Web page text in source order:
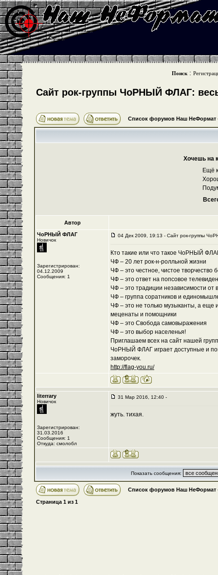
Поиск :
Cайт рок-группы ЧоРНЫЙ ФЛАГ:
Список форумов Наш НеФормат
Хочешь на
Ещё
Автор
ЧоРНЫЙ ФЛАГ
Новичок
Зарегистрирован:
04.12.2009
Сообщения: 1
04 Дек 2009, 19:13 - Cайт рок-группы
Кто такие или что такое ЧоРНЫЙ
ЧФ – 20 лет рок-н-ролльной жизни
ЧФ – это честное, чистое творчество
ЧФ – это ответ на попсовое
ЧФ – это традиции независимости
ЧФ – группа соратников и
ЧФ – это не только музыканты, а еще
меценаты и помощники
ЧФ – это Свобода самовыражения
ЧФ – это выбор населенья!
Приглашаем всех на сайт нашей
ЧоРНЫЙ ФЛАГ играет доступные и
заморочек.
http://flag-you.ru/
literrary
Новичок
Зарегистрирован:
31.03.2016
Сообщения: 1
Откуда: смолобл
31 Мар 2016, 12:40 -
жуть. тихая.
Показать сообщения:
Список форумов Наш НеФормат
Страница 1 из 1